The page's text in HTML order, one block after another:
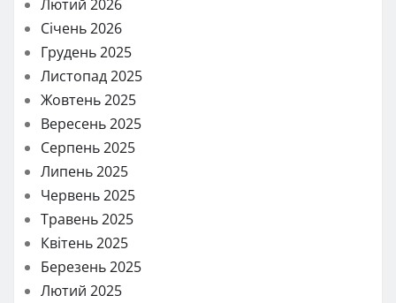
Лютий 2026
Січень 2026
Грудень 2025
Листопад 2025
Жовтень 2025
Вересень 2025
Серпень 2025
Липень 2025
Червень 2025
Травень 2025
Квітень 2025
Березень 2025
Лютий 2025